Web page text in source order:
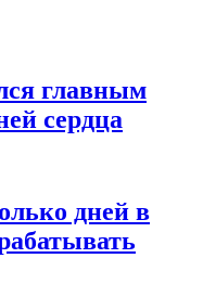
главным
сердца
дней в